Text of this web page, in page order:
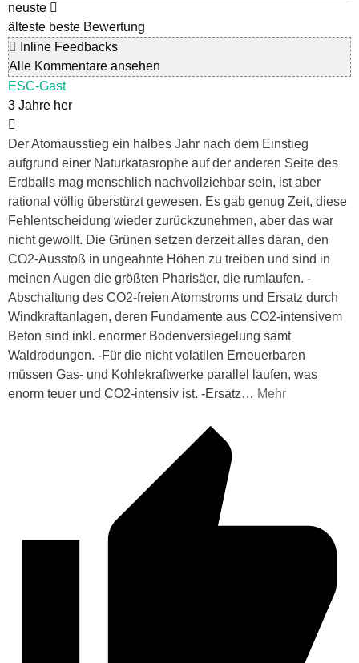
neuste
älteste beste Bewertung
Inline Feedbacks
Alle Kommentare ansehen
ESC-Gast
3 Jahre her
Der Atomausstieg ein halbes Jahr nach dem Einstieg
aufgrund einer Naturkatasrophe auf der anderen Seite des
Erdballs mag menschlich nachvollziehbar sein, ist aber
rational völlig überstürzt gewesen. Es gab genug Zeit, diese
Fehlentscheidung wieder zurückzunehmen, aber das war
nicht gewollt. Die Grünen setzen derzeit alles daran, den
CO2-Ausstoß in ungeahnte Höhen zu treiben und sind in
meinen Augen die größten Pharisäer, die rumlaufen. -
Abschaltung des CO2-freien Atomstroms und Ersatz durch
Windkraftanlagen, deren Fundamente aus CO2-intensivem
Beton sind inkl. enormer Bodenversiegelung samt
Waldrodungen. -Für die nicht volatilen Erneuerbaren
müssen Gas- und Kohlekraftwerke parallel laufen, was
enorm teuer und CO2-intensiv ist. -Ersatz… Mehr